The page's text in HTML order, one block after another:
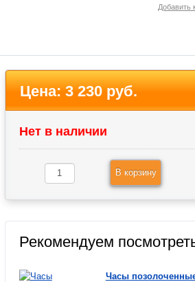
Добавить
Цена:3 230 руб.
Нет в наличии
В корзину
Рекомендуем
Часы